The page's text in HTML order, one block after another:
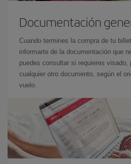
Documentación
Cuando termines la compra de tu
informarte de la documentación que
puedes consultar si requieres visado,
cualquier otro documento, según el
vuelo.